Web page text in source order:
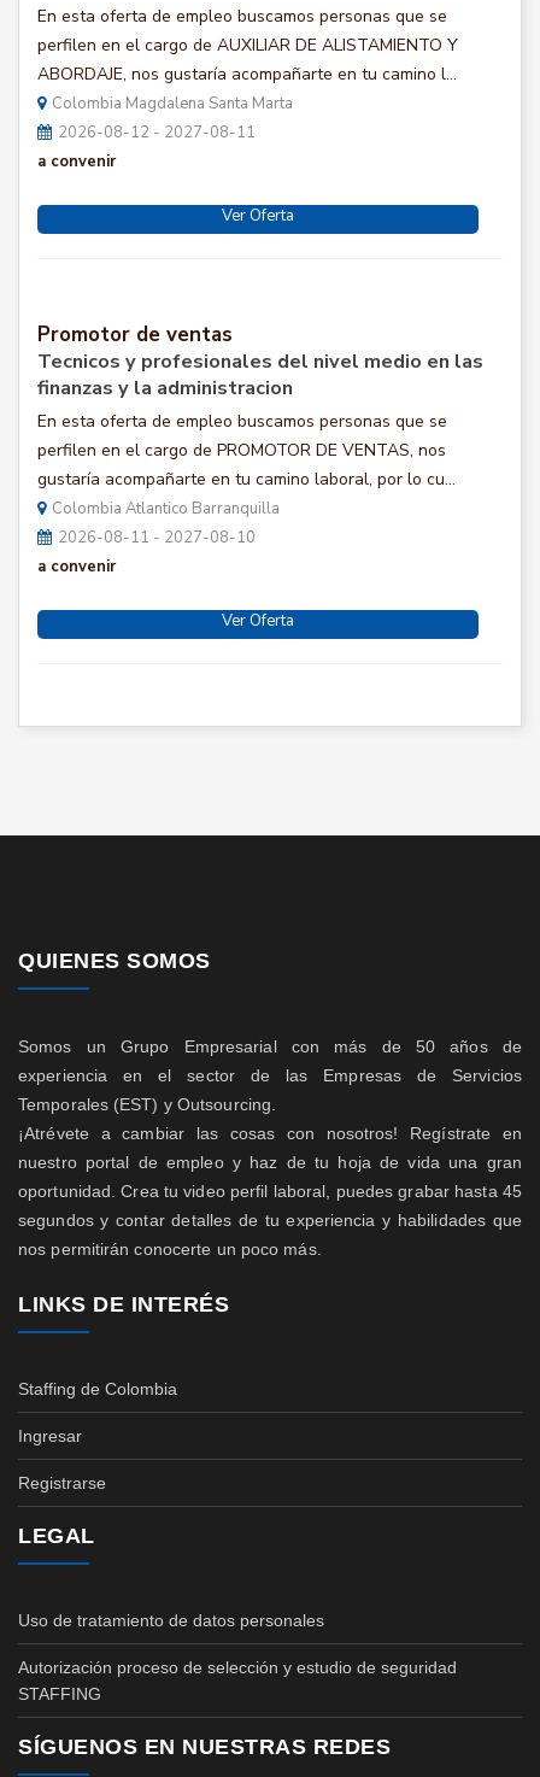
En esta oferta de empleo buscamos personas que se
perfilen en el cargo de AUXILIAR DE ALISTAMIENTO Y
ABORDAJE, nos gustaría acompañarte en tu camino l...
Colombia Magdalena Santa Marta
2026-08-12 - 2027-08-11
a convenir
Ver Oferta
Promotor de ventas
Tecnicos y profesionales del nivel medio en las
finanzas y la administracion
En esta oferta de empleo buscamos personas que se
perfilen en el cargo de PROMOTOR DE VENTAS, nos
gustaría acompañarte en tu camino laboral, por lo cu...
Colombia Atlantico Barranquilla
2026-08-11 - 2027-08-10
a convenir
Ver Oferta
QUIENES SOMOS
Somos un Grupo Empresarial con más de 50 años de
experiencia en el sector de las Empresas de Servicios
Temporales (EST) y Outsourcing.
¡Atrévete a cambiar las cosas con nosotros! Regístrate en
nuestro portal de empleo y haz de tu hoja de vida una gran
oportunidad. Crea tu video perfil laboral, puedes grabar hasta 45
segundos y contar detalles de tu experiencia y habilidades que
nos permitirán conocerte un poco más.
LINKS DE INTERÉS
Staffing de Colombia
Ingresar
Registrarse
LEGAL
Uso de tratamiento de datos personales
Autorización proceso de selección y estudio de seguridad
STAFFING
SÍGUENOS EN NUESTRAS REDES